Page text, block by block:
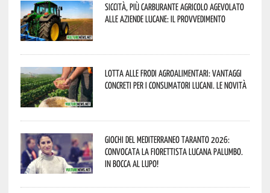
Siccità, più carburante agricolo agevolato
alle aziende lucane: il provvedimento
Lotta alle frodi agroalimentari: vantaggi
concreti per i consumatori lucani. Le novità
Giochi del Mediterraneo Taranto 2026:
convocata la fiorettista lucana Palumbo.
In bocca al lupo!